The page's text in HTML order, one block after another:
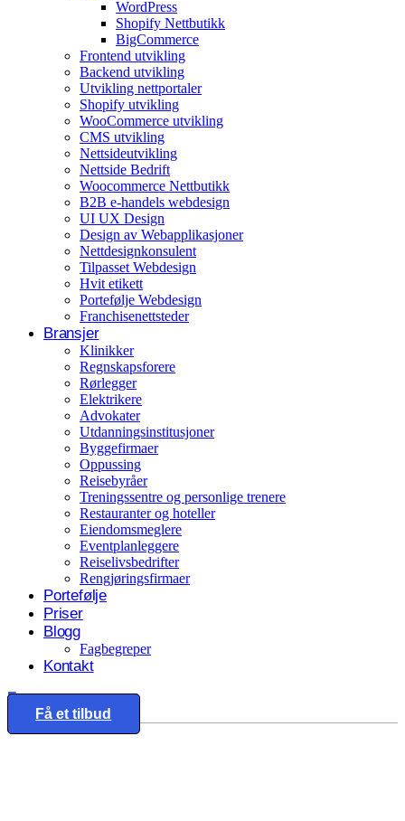
WordPress
Shopify Nettbutikk
BigCommerce
Frontend utvikling
Backend utvikling
Utvikling nettportaler
Shopify utvikling
WooCommerce utvikling
CMS utvikling
Nettsideutvikling
Nettside Bedrift
Woocommerce Nettbutikk
B2B e-handels webdesign
UI UX Design
Design av Webapplikasjoner
Nettdesignkonsulent
Tilpasset Webdesign
Hvit etikett
Portefølje Webdesign
Franchisenettsteder
Bransjer
Klinikker
Regnskapsforere
Rørlegger
Elektrikere
Advokater
Utdanningsinstitusjoner
Byggefirmaer
Oppussing
Reisebyråer
Treningssentre og personlige trenere
Restauranter og hoteller
Eiendomsmeglere
Eventplanleggere
Reiselivsbedrifter
Rengjøringsfirmaer
Portefølje
Priser
Blogg
Fagbegreper
Kontakt
Eng
Få et tilbud
Arrangementer og opplevelser
Eventplanleggere